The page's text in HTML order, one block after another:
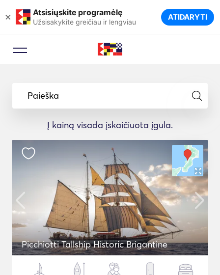
× Atsisiųskite programėlę
Užsisakykite greičiau ir lengviau ATIDARYTI
Paieška
Į kainą visada įskaičiuota įgula.
Picchiotti Tallship Historic Brigantine